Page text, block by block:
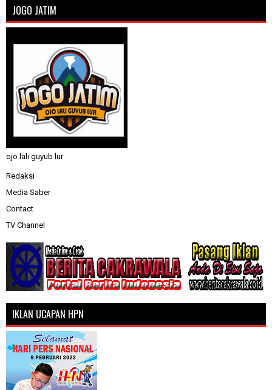
JOGO JATIM
ojo lali guyub lur
Redaksi
Media Saber
Contact
TV Channel
IKLAN UCAPAN HPN